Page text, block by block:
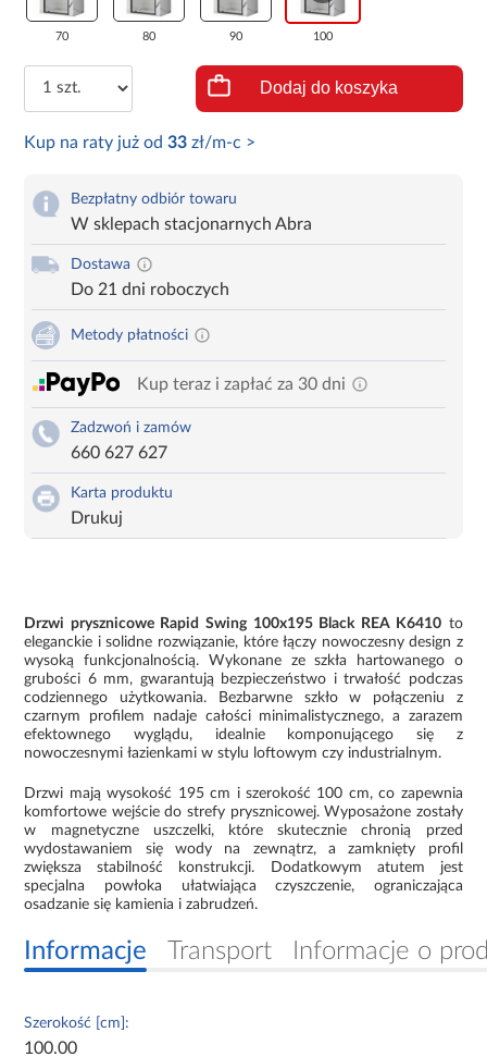
70 80 90 100
Dodaj do koszyka
Kup na raty już od33 zł/m-c >
Bezpłatny odbiór towaru
W sklepach stacjonarnych Abra
Dostawa
Do 21 dni roboczych
Metody płatności
Kup teraz i zapłać za 30 dni
Zadzwoń i zamów
660 627 627
Karta produktu
Drukuj
Drzwi prysznicowe Rapid Swing 100x195 Black REA K6410 to
eleganckie i solidne rozwiązanie, które łączy nowoczesny design z
wysoką funkcjonalnością. Wykonane ze szkła hartowanego o
grubości 6 mm, gwarantują bezpieczeństwo i trwałość podczas
codziennego użytkowania. Bezbarwne szkło w połączeniu z
czarnym profilem nadaje całości minimalistycznego, a zarazem
efektownego wyglądu, idealnie komponującego się z
nowoczesnymi łazienkami w stylu loftowym czy industrialnym.
Drzwi mają wysokość 195 cm i szerokość 100 cm, co zapewnia
komfortowe wejście do strefy prysznicowej. Wyposażone zostały
w magnetyczne uszczelki, które skutecznie chronią przed
wydostawaniem się wody na zewnątrz, a zamknięty profil
zwiększa stabilność konstrukcji. Dodatkowym atutem jest
specjalna powłoka ułatwiająca czyszczenie, ograniczająca
osadzanie się kamienia i zabrudzeń.
Informacje Transport Informacje o
Szerokość [cm]:
100.00